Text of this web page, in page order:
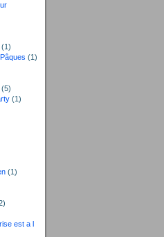
(1)
(1)
(5)
(1)
(1)
est a l